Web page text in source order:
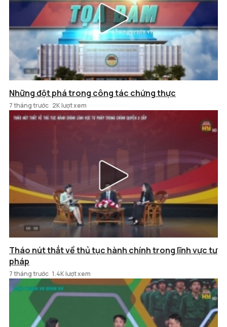
Những đột phá trong công tác chứng thực
7 tháng trước 2K lượt xem
Tháo nút thắt về thủ tục hành chính trong lĩnh vực tư
pháp
7 tháng trước 1.4K lượt xem